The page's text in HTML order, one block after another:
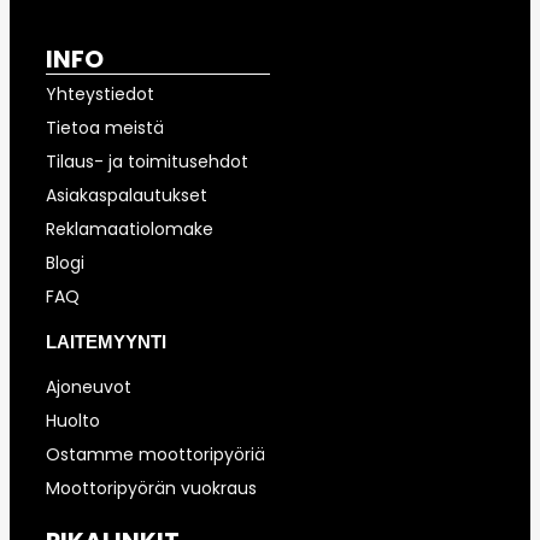
INFO
Yhteystiedot
Tietoa meistä
Tilaus- ja toimitusehdot
Asiakaspalautukset
Reklamaatiolomake
Blogi
FAQ
LAITEMYYNTI
Ajoneuvot
Huolto
Ostamme moottoripyöriä
Moottoripyörän vuokraus